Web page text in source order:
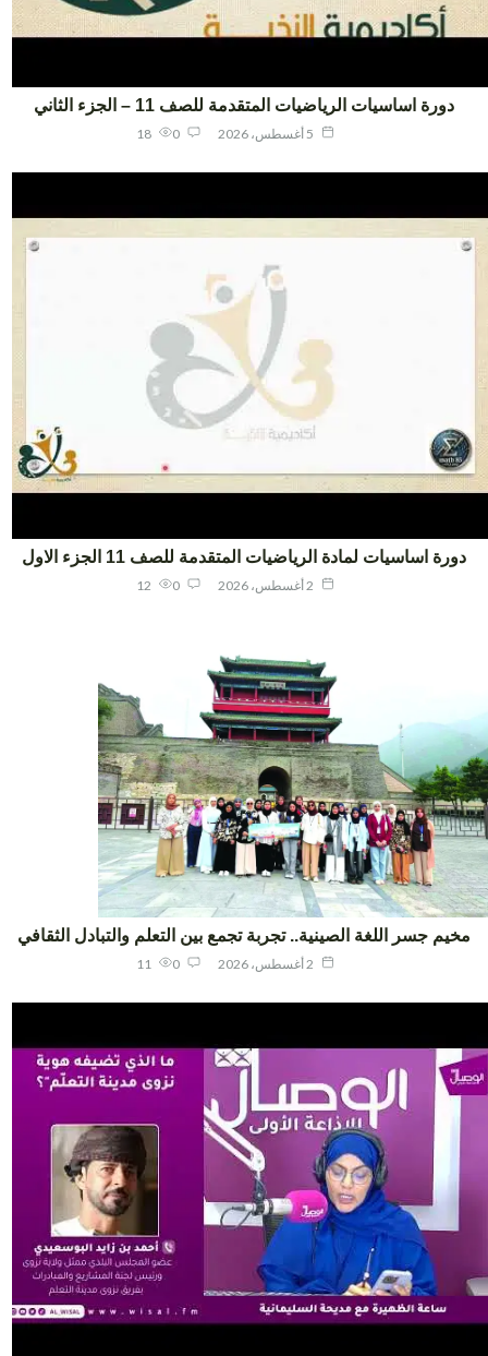
دورة اساسيات الرياضيات المتقدمة للصف 11 – الجزء الثاني
18
اساسيات لمادة الرياضيات المتقدمة للصف 11 الجزء الاول
12
جسر اللغة الصينية.. تجربة تجمع بين التعلم والتبادل الثقافي
11